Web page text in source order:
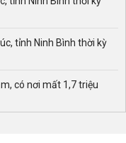
tỉnh Ninh Bình thời kỳ
có nơi mất 1,7 triệu